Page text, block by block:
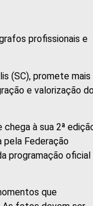
profissionais e
(SC), promete mais
e valorização
à sua 2ª
pela Federação
programação oficial
que